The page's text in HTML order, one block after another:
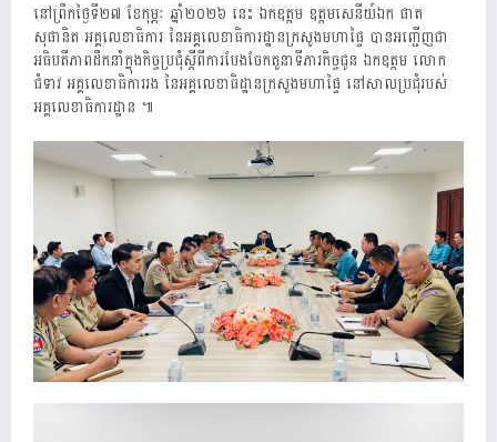
នៅព្រឹកថ្ងៃទី២៧ ខែកុម្ភៈ ឆ្នាំ២០២៦ នេះ ឯកឧត្ដម ឧត្តមសេនីយ៍ឯក ផាត
សុផានិត អគ្គលេខាធិការ នៃអគ្គលេខាធិការដ្ឋានក្រសួងមហាផ្ទៃ បានអញ្ជើញជា
អធិបតីភាពដឹកនាំក្នុងកិច្ចប្រជុំស្តីពីការបែងចែកតួនាទីភារកិច្ចជូន ឯកឧត្តម លោក
ជំទាវ អគ្គលេខាធិការរង នៃអគ្គលេខាធិដ្ឋានក្រសួងមហាផ្ទៃ នៅសាលប្រជុំរបស់
អគ្គលេខាធិការដ្ឋាន ៕